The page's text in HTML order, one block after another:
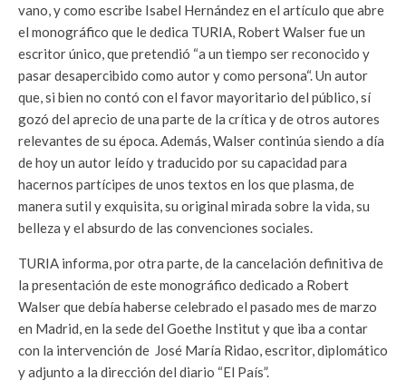
vano, y como escribe Isabel Hernández en el artículo que abre
el monográfico que le dedica TURIA, Robert Walser fue un
escritor único, que pretendió “a un tiempo ser reconocido y
pasar desapercibido como autor y como persona“. Un autor
que, si bien no contó con el favor mayoritario del público, sí
gozó del aprecio de una parte de la crítica y de otros autores
relevantes de su época. Además, Walser continúa siendo a día
de hoy un autor leído y traducido por su capacidad para
hacernos partícipes de unos textos en los que plasma, de
manera sutil y exquisita, su original mirada sobre la vida, su
belleza y el absurdo de las convenciones sociales.
TURIA informa, por otra parte, de la cancelación definitiva de
la presentación de este monográfico dedicado a Robert
Walser que debía haberse celebrado el pasado mes de marzo
en Madrid, en la sede del Goethe Institut y que iba a contar
con la intervención de José María Ridao, escritor, diplomático
y adjunto a la dirección del diario “El País”.